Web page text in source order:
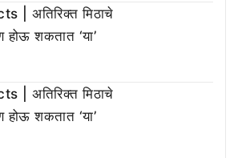
| अतिरिक्त मिठाचे
होऊ शकतात ‘या’
| अतिरिक्त मिठाचे
होऊ शकतात ‘या’